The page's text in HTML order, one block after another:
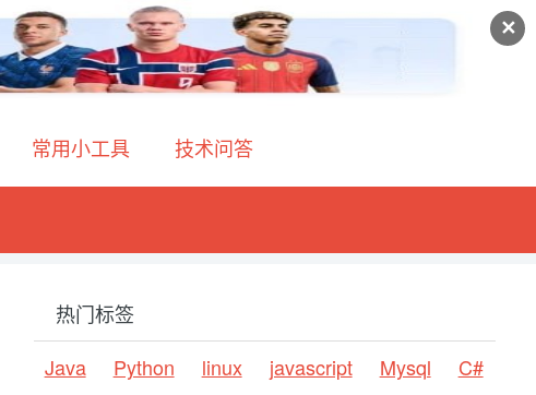
✕
常用小工具 技术问答
热门标签
Java
Python linux javascript Mysql
C#